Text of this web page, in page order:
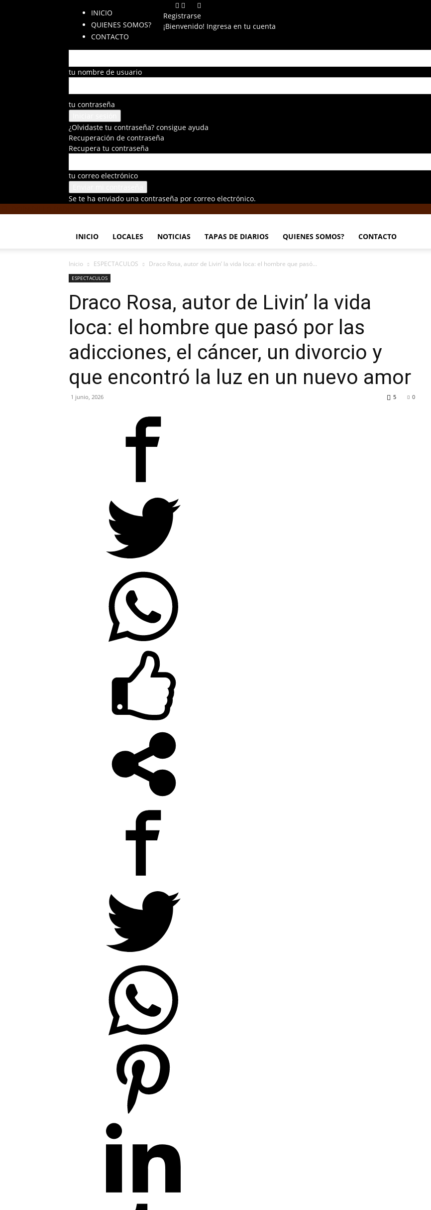
INICIO
QUIENES SOMOS?
CONTACTO
Registrarse
¡Bienvenido! Ingresa en tu cuenta
tu nombre de usuario
tu contraseña
¿Olvidaste tu contraseña? consigue ayuda
Recuperación de contraseña
Recupera tu contraseña
tu correo electrónico
Se te ha enviado una contraseña por correo electrónico.
INICIO LOCALES NOTICIAS TAPAS DE DIARIOS QUIENES SOMOS? CONTACTO
Inicio ESPECTACULOS Draco Rosa, autor de Livin’ la vida loca: el hombre que pasó...
ESPECTACULOS
Draco Rosa, autor de Livin’ la vida
loca: el hombre que pasó por las
adicciones, el cáncer, un divorcio y
que encontró la luz en un nuevo amor
1 junio, 2026 0
5